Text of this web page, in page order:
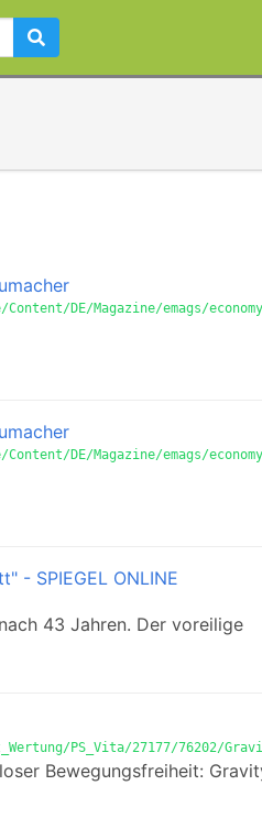
DE/Magazine/emags/
DE/Magazine/emags/
- SPIEGEL ONLINE
43 Jahren. Der voreilige
PS_Vita/27177/76202/
Bewegungsfreiheit: Gravity